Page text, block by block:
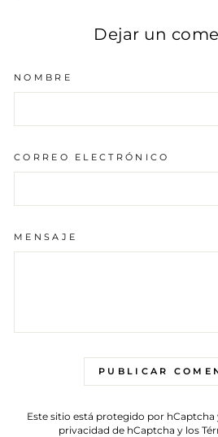
Dejar un
NOMBRE
CORREO ELECTRÓNICO
MENSAJE
PUBLICAR
Este sitio está protegido por hCaptcha
privacidad de hCaptcha y los